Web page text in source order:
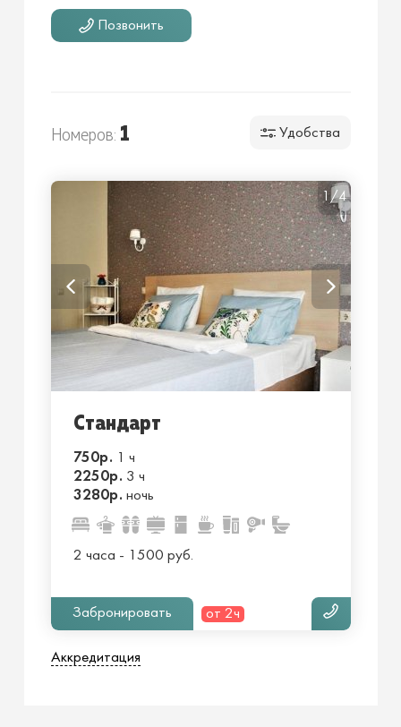
Позвонить
Номеров: 1 Удобства
1/4
Стандарт
750р. 1 ч
2250р. 3 ч
3280р. ночь
2 часа - 1500 руб.
Забронировать от 2ч
Аккредитация